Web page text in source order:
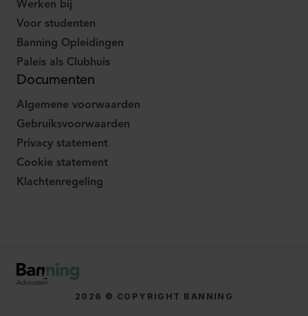
Werken bij
Voor studenten
Banning Opleidingen
Paleis als Clubhuis
Documenten
Algemene voorwaarden
Gebruiksvoorwaarden
Privacy statement
Cookie statement
Klachtenregeling
2026 © COPYRIGHT BANNING